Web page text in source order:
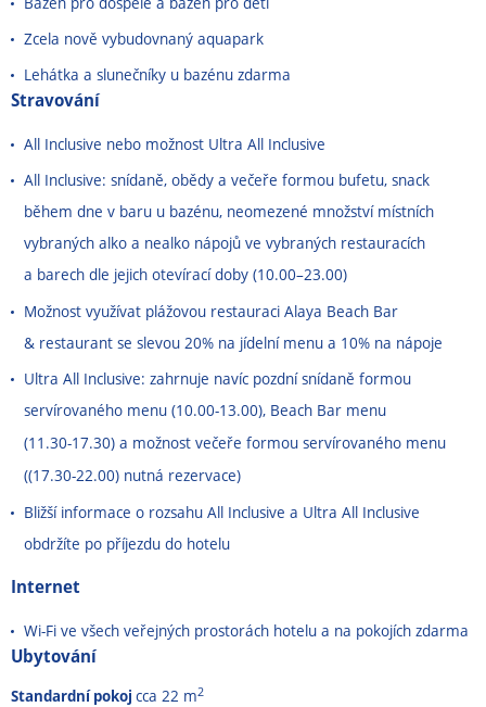
Zcela nově vybudovnaný aquapark
Lehátka a slunečníky u bazénu zdarma
Stravování
All Inclusive nebo možnost Ultra All Inclusive
All Inclusive: snídaně, obědy a večeře formou bufetu, snack
během dne v baru u bazénu, neomezené množství místních
vybraných alko a nealko nápojů ve vybraných restauracích
a barech dle jejich otevírací doby (10.00–23.00)
Možnost využívat plážovou restauraci Alaya Beach Bar
& restaurant se slevou 20% na jídelní menu a 10% na nápoje
Ultra All Inclusive: zahrnuje navíc pozdní snídaně formou
servírovaného menu (10.00-13.00), Beach Bar menu
(11.30-17.30) a možnost večeře formou servírovaného menu
((17.30-22.00) nutná rezervace)
Bližší informace o rozsahu All Inclusive a Ultra All Inclusive
obdržíte po příjezdu do hotelu
Internet
Wi-Fi ve všech veřejných prostorách hotelu a na pokojích zdarma
Ubytování
Standardní pokoj cca 22 m2